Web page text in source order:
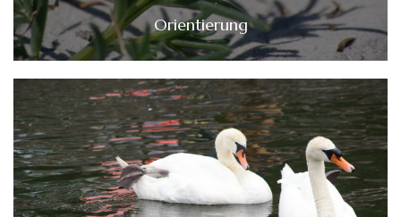
Orientierung